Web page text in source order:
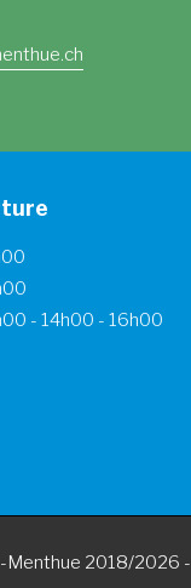
- 14h00 - 16h00
Menthue 2018/2026 -